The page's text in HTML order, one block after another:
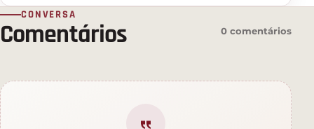
CONVERSA
Comentários 0 comentários